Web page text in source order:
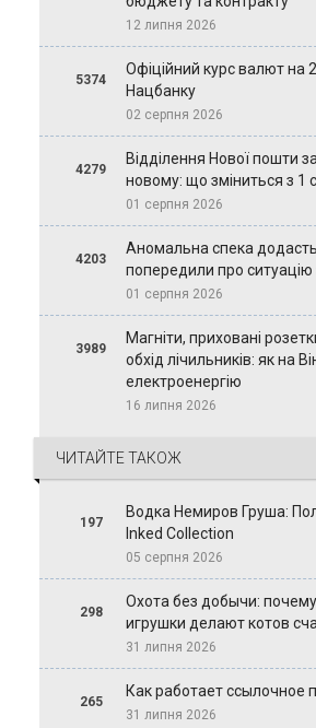
12 липня 2026
5374
Офіційний курс валют на
Нацбанку
02 серпня 2026
4279
Відділення Нової пошти
новому: що зміниться з 1
01 серпня 2026
4203
Аномальна спека
попередили про ситуацію
01 серпня 2026
3989
Магніти, приховані
обхід лічильників: як на
електроенергію
16 липня 2026
ЧИТАЙТЕ ТАКОЖ
197
Водка Немиров Груша:
Inked Collection
05 серпня 2026
298
Охота без добычи:
игрушки делают котов
31 липня 2026
265
Как работает ссылочное
31 липня 2026